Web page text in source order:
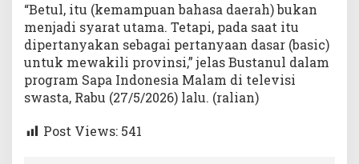
“Betul, itu (kemampuan bahasa daerah) bukan
menjadi syarat utama. Tetapi, pada saat itu
dipertanyakan sebagai pertanyaan dasar (basic)
untuk mewakili provinsi,” jelas Bustanul dalam
program Sapa Indonesia Malam di televisi
swasta, Rabu (27/5/2026) lalu. (ralian)
Post Views: 541